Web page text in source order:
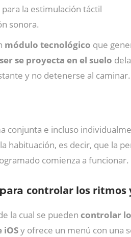
para la estimulación táctil
sonora.
módulo tecnológico que
se proyecta en el suelo
y no detenerse al caminar.
conjunta e incluso
habituación, es decir, que la
comienza a funcionar.
controlar los ritmos
la cual se pueden controlar
iOSy ofrece un menú con una